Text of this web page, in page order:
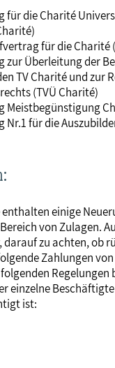
für die Charité
für die Charité
zur Überleitung der
TV Charité und zur
(TVÜ Charité)
Meistbegünstigung
Nr.1 für die
einige
von Zulagen.
darauf zu achten, ob
Zahlungen
Regelungen
einzelne Beschäftigte
ist: